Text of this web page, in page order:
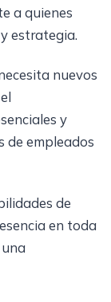
a quienes
estrategia.
nuevos
y
de empleados
de
en toda